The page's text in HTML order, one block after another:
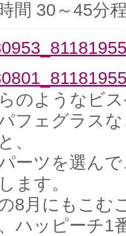
間 30～45分
のようなビ
フェグラス
、
ーツを選ん
ます。
8月にもこむ
ハッピーチ1